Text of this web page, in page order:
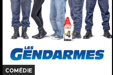
TOUT PUBLIC
VF
COMÉDIE